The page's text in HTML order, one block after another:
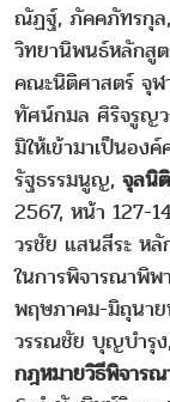
ณัฏฐ์, ภัคคภัทรกุ
วิทยานิพนธ์หลักสู
คณะนิติศาสตร์ จุฬ
ทัศน์กมล ศิริจรูญว
มิให้เข้ามาเป็นอ
รัฐธรรมนูญ, จุลนิติ
2567, หน้า 127-
วรชัย แสนสีระ ห
ในการพิจารณาพิพ
พฤษภาคม-มิถุนาย
วรรณชัย บุญบำรุ
กฎหมายวิธีพิจาร